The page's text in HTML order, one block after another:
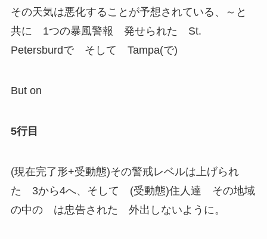
その天気は悪化することが予想されている、～と
共に 1つの暴風警報 発せられた St.
Petersburdで そして Tampa(で)
But on
5行目
(現在完了形+受動態)その警戒レベルは上げられ
た 3から4へ、そして (受動態)住人達 その地域
の中の は忠告された 外出しないように。